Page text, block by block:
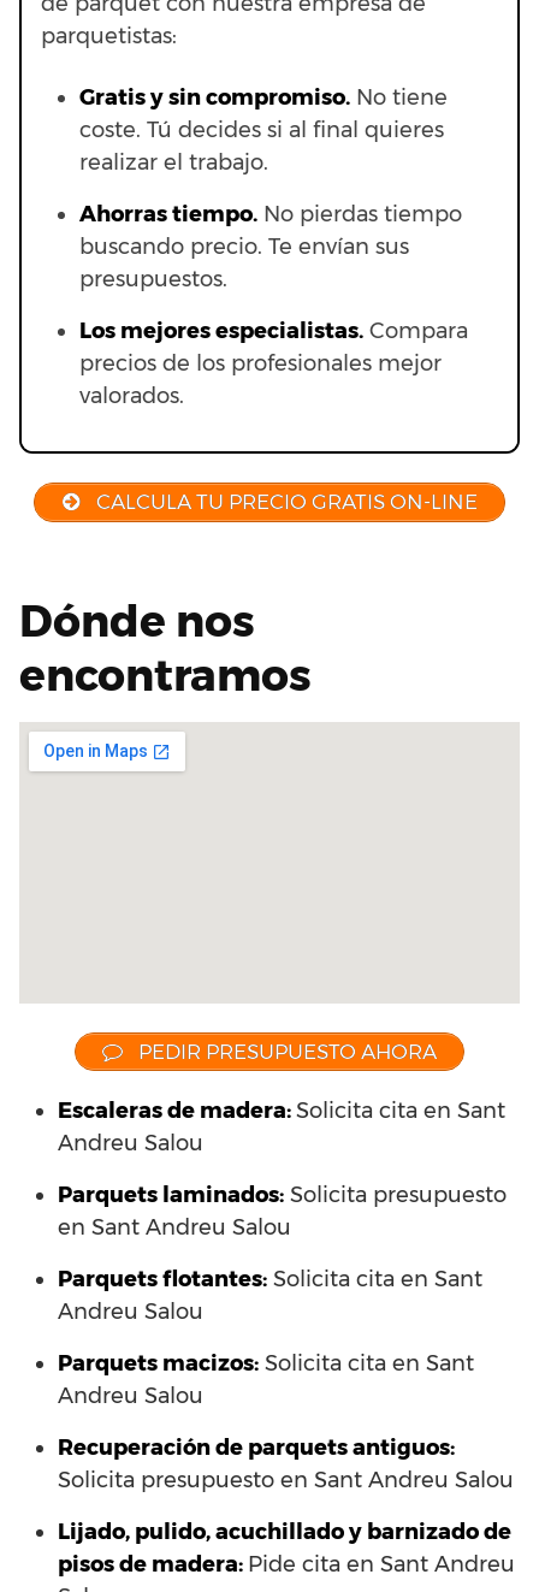
parquetistas:
Gratis y sin compromiso. No tiene
coste. Tú decides si al final quieres
realizar el trabajo.
Ahorras tiempo. No pierdas tiempo
buscando precio. Te envían sus
presupuestos.
Los mejores especialistas. Compara
precios de los profesionales mejor
valorados.
CALCULA TU PRECIO GRATIS ON-LINE
Dónde nos
encontramos
PEDIR PRESUPUESTO AHORA
Escaleras de madera:Solicita cita en Sant
Andreu Salou
Parquets laminados: Solicita presupuesto
en Sant Andreu Salou
Parquets flotantes: Solicita cita en Sant
Andreu Salou
Parquets macizos: Solicita cita en Sant
Andreu Salou
Recuperación de parquets antiguos:
Solicita presupuesto en Sant Andreu Salou
Lijado, pulido, acuchillado y barnizado de
pisos de madera: Pide cita en Sant Andreu